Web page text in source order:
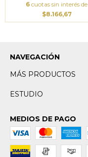
6 cuotas sin interés de
$8.166,67
NAVEGACIÓN
MÁS PRODUCTOS
ESTUDIO
MEDIOS DE PAGO